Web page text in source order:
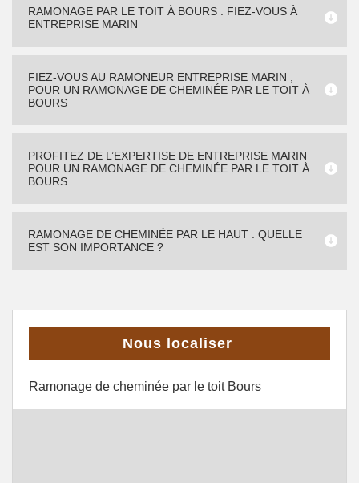
RAMONAGE PAR LE TOIT À BOURS : FIEZ-VOUS À
ENTREPRISE MARIN
FIEZ-VOUS AU RAMONEUR ENTREPRISE MARIN ,
POUR UN RAMONAGE DE CHEMINÉE PAR LE TOIT À
BOURS
PROFITEZ DE L’EXPERTISE DE ENTREPRISE MARIN
POUR UN RAMONAGE DE CHEMINÉE PAR LE TOIT À
BOURS
RAMONAGE DE CHEMINÉE PAR LE HAUT : QUELLE
EST SON IMPORTANCE ?
Nous localiser
Ramonage de cheminée par le toit Bours